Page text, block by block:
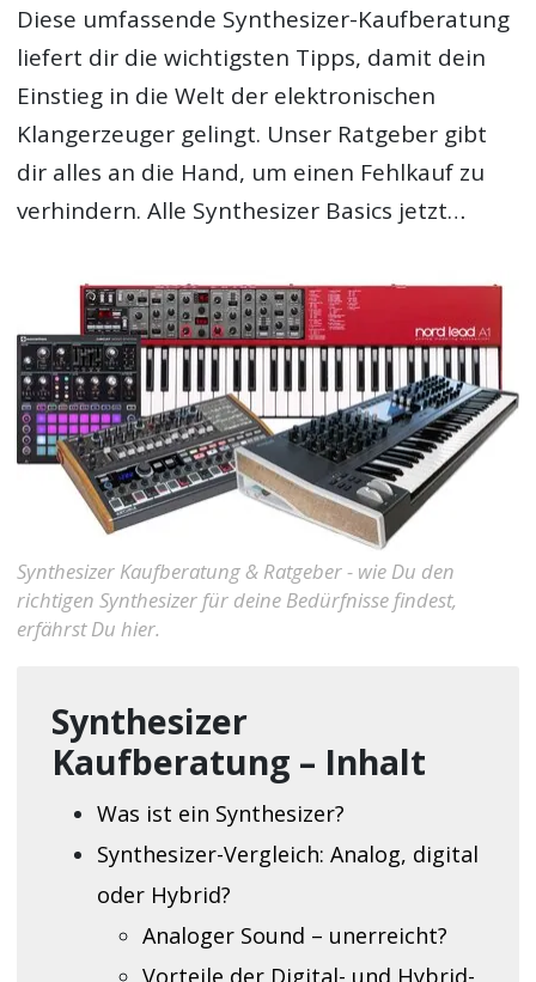
Diese umfassende Synthesizer-Kaufberatung
liefert dir die wichtigsten Tipps, damit dein
Einstieg in die Welt der elektronischen
Klangerzeuger gelingt. Unser Ratgeber gibt
dir alles an die Hand, um einen Fehlkauf zu
verhindern. Alle Synthesizer Basics jetzt…
Synthesizer Kaufberatung & Ratgeber - wie Du den
richtigen Synthesizer für deine Bedürfnisse findest,
erfährst Du hier.
Synthesizer
Kaufberatung – Inhalt
Was ist ein Synthesizer?
Synthesizer-Vergleich: Analog, digital
oder Hybrid?
Analoger Sound – unerreicht?